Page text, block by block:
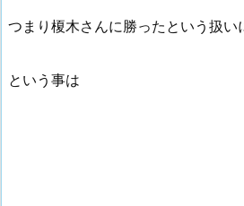
つまり榎木さんに勝ったという扱い
という事は